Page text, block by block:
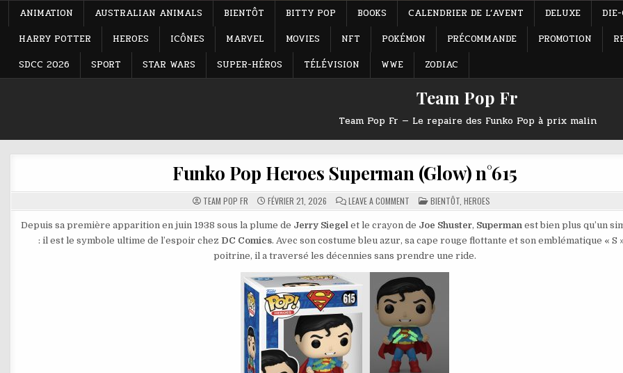
ANIMATION AUSTRALIAN ANIMALS BIENTÔT BITTY POP BOOKS CALENDRIER DE L’AVENT DELUXE
HARRY POTTER
HEROES ICÔNES MARVEL MOVIES NFT POKÉMON PRÉCOMMANDE PROMOTION
SDCC 2026
SPORT STAR WARS SUPER-HÉROS TÉLÉVISION WWE ZODIAC
Team Pop Fr
Team Pop Fr — Le repaire des Funko Pop à prix malin
Funko Pop Heroes Superman (Glow) n°615
TEAM POP FR FÉVRIER 21, 2026 LEAVE A COMMENT
FUNKO
HEROES
(GLOW)
N°615
POSTED
IN
BIENTÔT HEROES
Depuis sa première apparition en juin 1938 sous la plume de Jerry Siegel et le crayon de Joe Shuster, Superman est bien plus qu’un
: il est le symbole ultime de l’espoir chez DC Comics. Avec son costume bleu azur, sa cape rouge flottante et son emblématique « S
poitrine, il a traversé les décennies sans prendre une ride.